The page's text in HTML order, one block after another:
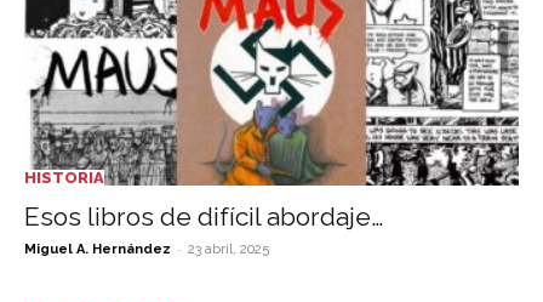
HISTORIA
Esos libros de difícil abordaje…
Miguel A. Hernández - 23 abril, 2025